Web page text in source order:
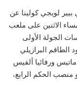
بيير لويجي كولينا عن
الاثنين على ملعب
الجولة الأولى
في كأس العالم 2026. يقود الطاقم البرازيلي
ماتيس ورفائيا ألفيس
منصب الحكم الرابع،